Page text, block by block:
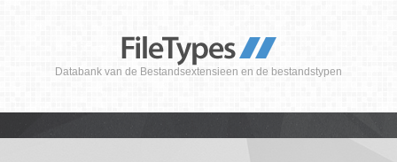
Databank van de Bestandsextensieen en de bestandstypen